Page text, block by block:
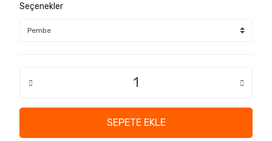
Seçenekler
SEPETE EKLE